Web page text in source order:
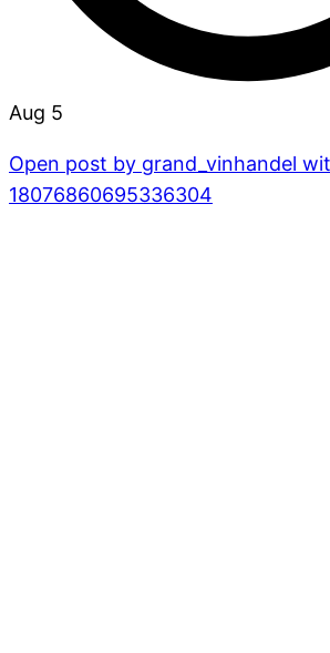
Aug 5
Open post by grand_vinhandel
18076860695336304